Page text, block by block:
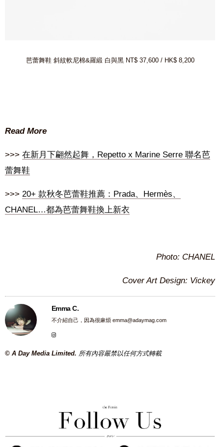
芭蕾舞鞋 斜紋軟尼棉&羅緞 白與黑 NT$ 37,600 / HK$ 8,200
Read More
>>> 在新月下翩然起舞，Repetto x Marine Serre 聯名芭
蕾舞鞋
>>> 20+ 款秋冬芭蕾鞋推薦：Prada、Hermès、
CHANEL…都為芭蕾舞鞋換上新衣
Photo: CHANEL
Cover Art Design: Vickey
Emma C.
不介紹自己，因為很麻煩 emma@adaymag.com
© A Day Media Limited. 所有內容嚴禁以任何方式轉載